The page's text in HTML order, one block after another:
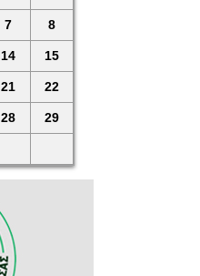
7 8
14 15
21 22
28 29